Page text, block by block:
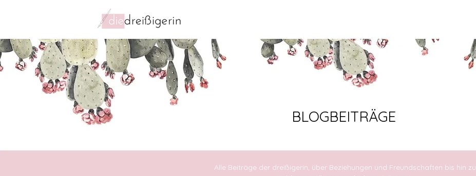
BLOGBEITRÄGE
Alle Beiträge der dreißigerin, über Beziehungen und Freundschaften bis hin zu